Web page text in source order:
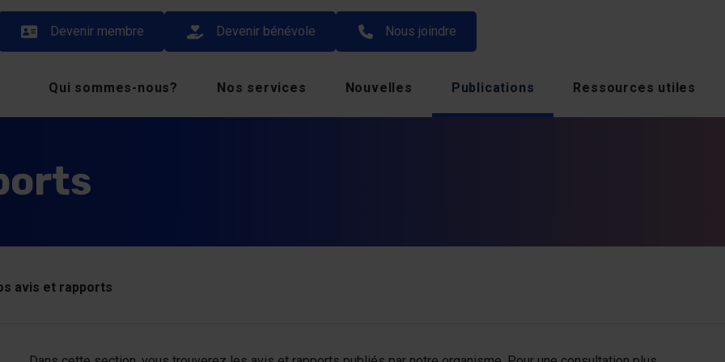
Devenir membre Devenir bénévole Nous joindre
Qui sommes-nous? Nos services Nouvelles Publications
(actuellement sélectionné)
Ressources utiles
avis et rapports